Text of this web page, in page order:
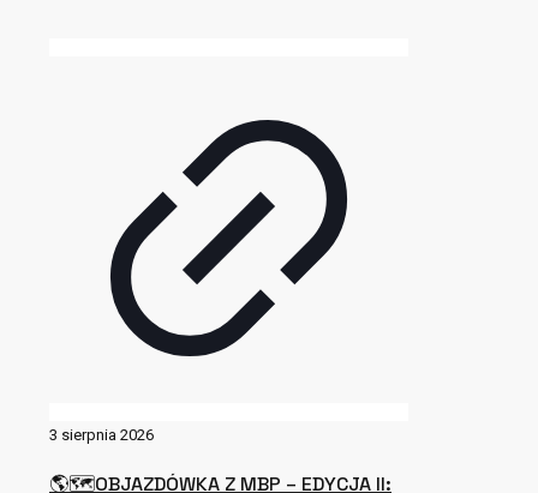
3 sierpnia 2026
🌎🗺OBJAZDÓWKA Z MBP – EDYCJA II: